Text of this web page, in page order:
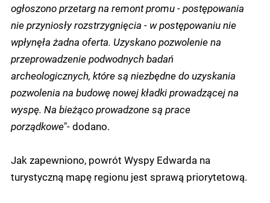
ogłoszono przetarg na remont promu - postępowania
nie przyniosły rozstrzygnięcia - w postępowaniu nie
wpłynęła żadna oferta. Uzyskano pozwolenie na
przeprowadzenie podwodnych badań
archeologicznych, które są niezbędne do uzyskania
pozwolenia na budowę nowej kładki prowadzącej na
wyspę. Na bieżąco prowadzone są prace
porządkowe"- dodano.
Jak zapewniono, powrót Wyspy Edwarda na
turystyczną mapę regionu jest sprawą priorytetową.